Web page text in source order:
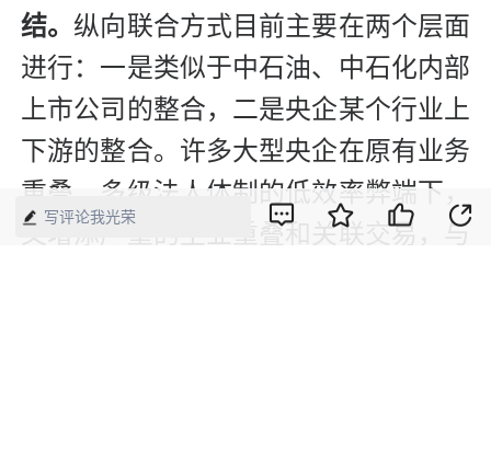
结。 纵向联合方式目前主要在两个层面
进行：一是类似于中石油、中石化内部
上市公司的整合，二是央企某个行业上
下游的整合。许多大型央企在原有业务
重叠、多级法人体制的低效率弊端下，
又增添严重的主业重叠和关联交易，与
写评论我光荣